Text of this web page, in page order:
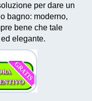
per dare un
bagno: moderno,
bene che tale
elegante.